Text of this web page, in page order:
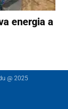
energia a
@ 2025